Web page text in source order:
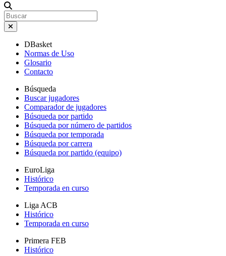
DBasket
Normas de Uso
Glosario
Contacto
Búsqueda
Buscar jugadores
Comparador de jugadores
Búsqueda por partido
Búsqueda por número de partidos
Búsqueda por temporada
Búsqueda por carrera
Búsqueda por partido (equipo)
EuroLiga
Histórico
Temporada en curso
Liga ACB
Histórico
Temporada en curso
Primera FEB
Histórico